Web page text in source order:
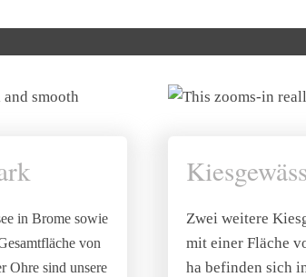
in Brome sowie
von
Ohre sind unsere
Zwei weitere
mit einer Fläche
ha befinden sich